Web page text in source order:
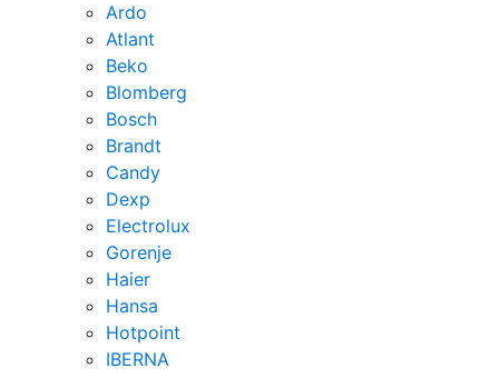
Ardo
Atlant
Beko
Blomberg
Bosch
Brandt
Candy
Dexp
Electrolux
Gorenje
Haier
Hansa
Hotpoint
IBERNA